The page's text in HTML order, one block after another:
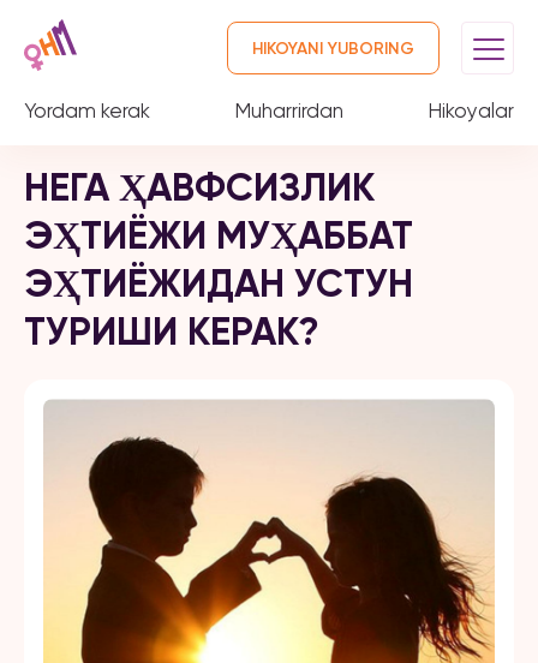
Yordam kerak Muharrirdan Hikoyalar
HIKOYANI YUBORING
НЕГА ҲАВФСИЗЛИК
ЭҲТИЁЖИ МУҲАББАТ
ЭҲТИЁЖИДАН УСТУН
ТУРИШИ КЕРАК?